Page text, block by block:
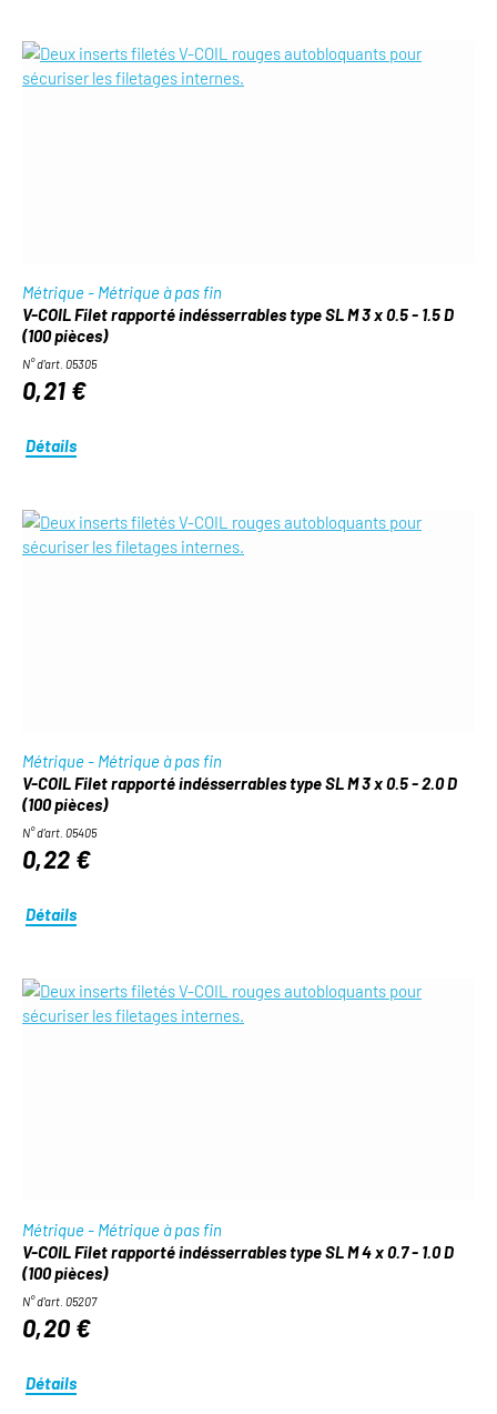
Métrique - Métrique à pas fin
V-COIL Filet rapporté indésserrables type SL M 3 x 0.5 - 1.5 D
(100 pièces)
N° d'art. 05305
0,21 €
Détails
Métrique - Métrique à pas fin
V-COIL Filet rapporté indésserrables type SL M 3 x 0.5 - 2.0 D
(100 pièces)
N° d'art. 05405
0,22 €
Détails
Métrique - Métrique à pas fin
V-COIL Filet rapporté indésserrables type SL M 4 x 0.7 - 1.0 D
(100 pièces)
N° d'art. 05207
0,20 €
Détails